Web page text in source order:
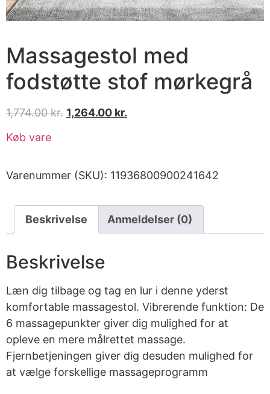
Massagestol med
fodstøtte stof mørkegrå
1,774.00kr. 1,264.00 kr.
Køb vare
Varenummer (SKU): 11936800900241642
Beskrivelse Anmeldelser (0)
Beskrivelse
Læn dig tilbage og tag en lur i denne yderst
komfortable massagestol. Vibrerende funktion: De
6 massagepunkter giver dig mulighed for at
opleve en mere målrettet massage.
Fjernbetjeningen giver dig desuden mulighed for
at vælge forskellige massageprogramm